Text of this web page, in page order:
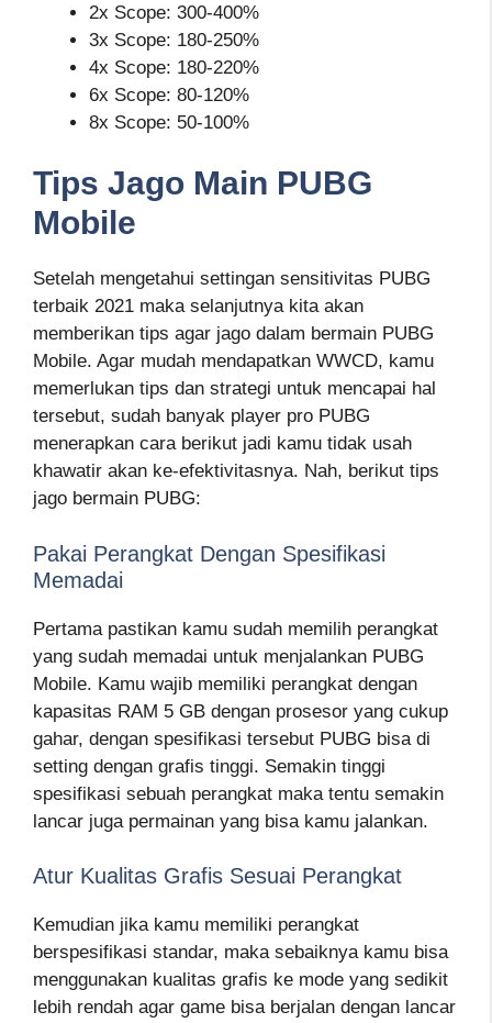
2x Scope: 300-400%
3x Scope: 180-250%
4x Scope: 180-220%
6x Scope: 80-120%
8x Scope: 50-100%
Tips Jago Main PUBG
Mobile
Setelah mengetahui settingan sensitivitas PUBG
terbaik 2021 maka selanjutnya kita akan
memberikan tips agar jago dalam bermain PUBG
Mobile. Agar mudah mendapatkan WWCD, kamu
memerlukan tips dan strategi untuk mencapai hal
tersebut, sudah banyak player pro PUBG
menerapkan cara berikut jadi kamu tidak usah
khawatir akan ke-efektivitasnya. Nah, berikut tips
jago bermain PUBG:
Pakai Perangkat Dengan Spesifikasi
Memadai
Pertama pastikan kamu sudah memilih perangkat
yang sudah memadai untuk menjalankan PUBG
Mobile. Kamu wajib memiliki perangkat dengan
kapasitas RAM 5 GB dengan prosesor yang cukup
gahar, dengan spesifikasi tersebut PUBG bisa di
setting dengan grafis tinggi. Semakin tinggi
spesifikasi sebuah perangkat maka tentu semakin
lancar juga permainan yang bisa kamu jalankan.
Atur Kualitas Grafis Sesuai Perangkat
Kemudian jika kamu memiliki perangkat
berspesifikasi standar, maka sebaiknya kamu bisa
menggunakan kualitas grafis ke mode yang sedikit
lebih rendah agar game bisa berjalan dengan lancar